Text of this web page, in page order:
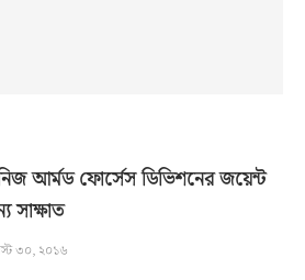
আর্মড ফোর্সেস ডিভিশনের জয়েন্ট
৩০, ২০১৬